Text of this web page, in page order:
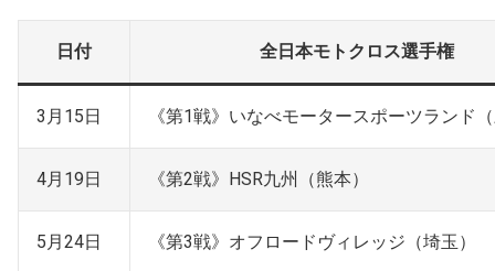
日付 全日本モトクロス選手権
3月15日 《第1戦》いなべモータースポーツランド
4月19日 《第2戦》HSR九州（熊本）
5月24日 《第3戦》オフロードヴィレッジ（埼玉）